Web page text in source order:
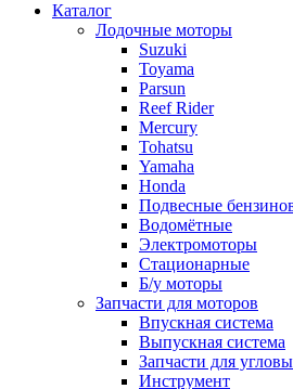
Каталог
Лодочные моторы
Suzuki
Toyama
Parsun
Reef Rider
Mercury
Tohatsu
Yamaha
Honda
Подвесные
Водомётные
Электромоторы
Стационарные
Б/у моторы
Запчасти для моторов
Впускная система
Выпускная система
Запчасти для
Инструмент